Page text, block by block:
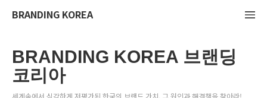
BRANDING KOREA
BRANDING KOREA 브랜딩
코리아
세계속에서 심각하게 저평가된 한국의 브랜드 가치, 그 원인과 해결책을 찾아라!